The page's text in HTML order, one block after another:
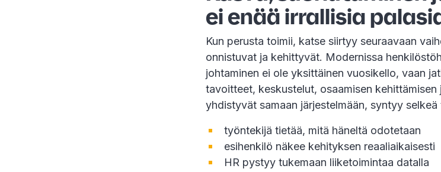
ei enää irrallisia
Kun perusta toimii, katse siirtyy seuraavaan
onnistuvat ja kehittyvät. Modernissa
johtaminen ei ole yksittäinen vuosikello, vaan
tavoitteet, keskustelut, osaamisen kehittämisen
yhdistyvät samaan järjestelmään, syntyy
työntekijä tietää, mitä häneltä odotetaan
esihenkilö näkee kehityksen reaaliaikaisesti
HR pystyy tukemaan liiketoimintaa datalla